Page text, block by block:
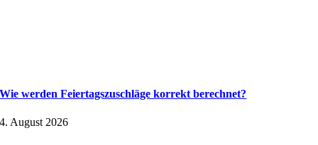
Wie werden Feiertagszuschläge korrekt berechnet?
4. August 2026